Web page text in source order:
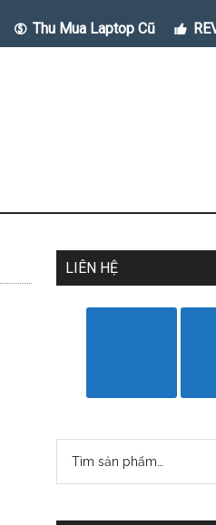
Thu Mua Laptop Cũ
LIÊN HỆ
kiếm: